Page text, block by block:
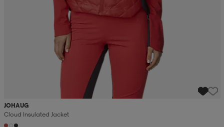
JOHAUG
Cloud Insulated Jacket